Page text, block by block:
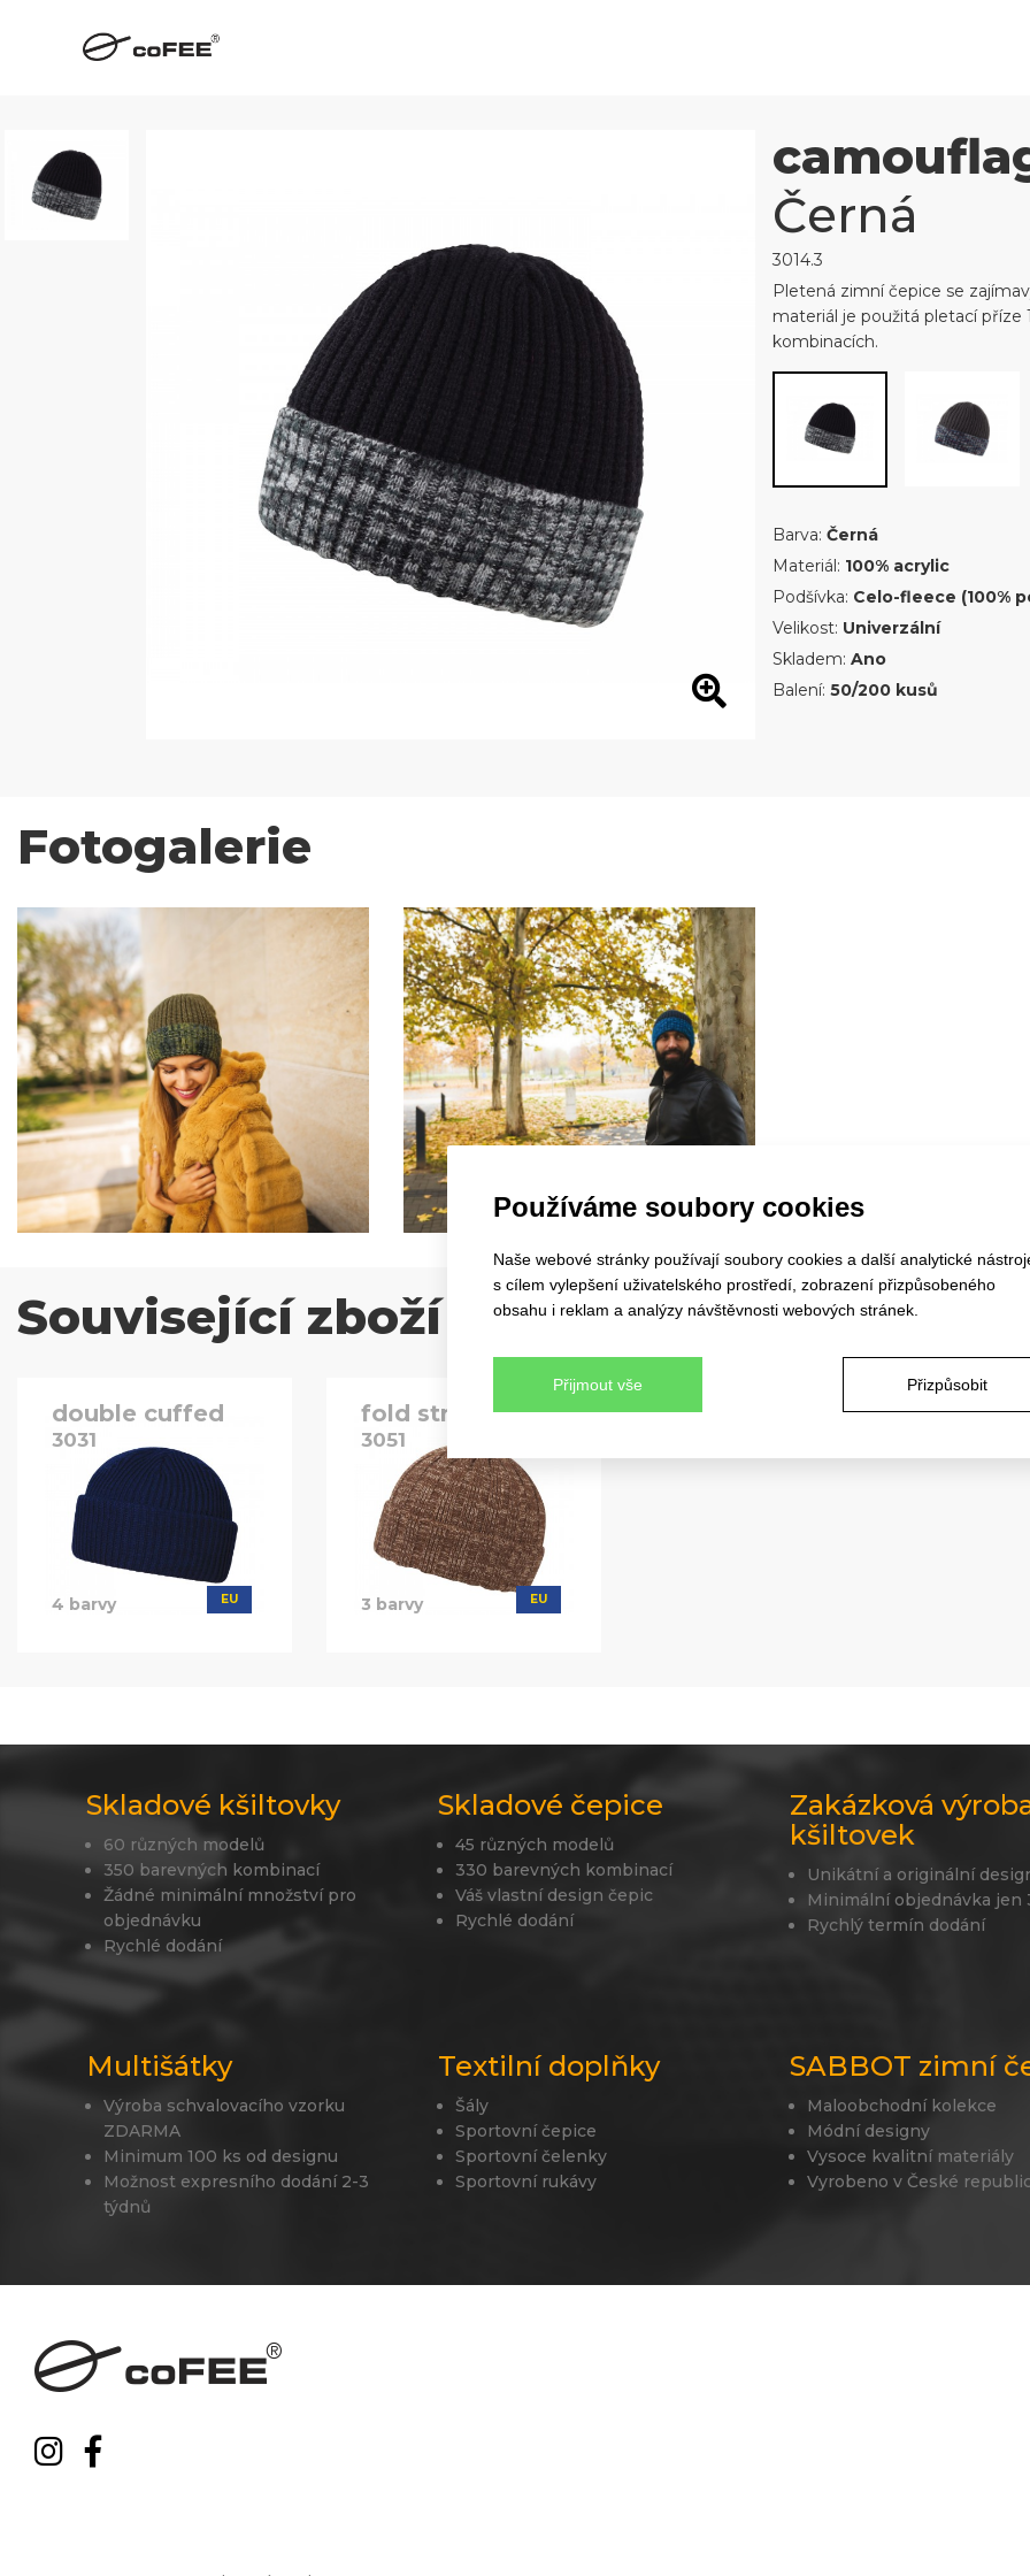
Používáme soubory cookies
Naše webové stránky používají soubory cookies a další analytické
s cílem vylepšení uživatelského prostředí, zobrazení přizpůsobeného
obsahu i reklam a analýzy návštěvnosti webových stránek.
Přijmout vše Přizpůsobit
Černá
3014.3
Pletená zimní čepice se
materiál je použitá pletací
kombinacích.
Barva: Černá
Materiál: 100% acrylic
Podšívka: Celo-fleece (100%
Velikost: Univerzální
Skladem: Ano
Balení: 50/200 kusů
Fotogalerie
Související zboží
double cuffed
3031
4 barvy EU
fold street
3051
3 barvy EU
Skladové kšiltovky
60 různých modelů
350 barevných kombinací
Žádné minimální množství pro
objednávku
Rychlé dodání
Skladové čepice
45 různých modelů
330 barevných kombinací
Váš vlastní design čepic
Rychlé dodání
Zakázková
kšiltovek
Unikátní a originální
Minimální objednávka jen
Rychlý termín dodání
Multišátky
Výroba schvalovacího vzorku
ZDARMA
Minimum 100 ks od designu
Možnost expresního dodání 2-3
týdnů
Textilní doplňky
Šály
Sportovní čepice
Sportovní čelenky
Sportovní rukávy
SABBOT zimní
Maloobchodní kolekce
Módní designy
Vysoce kvalitní materiály
Vyrobeno v České